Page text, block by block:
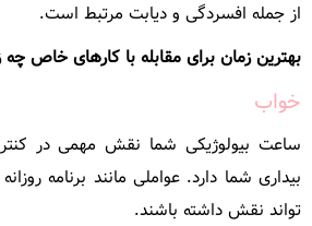
از جمله افسردگی و دیابت مرتبط است.
بهترین زمان برای مقابله با کارهای خاص
خواب
ساعت بیولوژیکی شما نقش مهمی در
بیداری شما دارد. عواملی مانند برنامه
تواند نقش داشته باشند.